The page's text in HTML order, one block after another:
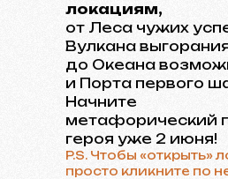
локациям,
от Леса чужих
Вулкана
до Океана
и Порта первого
Начните
метафорический
героя уже 2 июня!
P.S. Чтобы «открыть»
просто кликните по